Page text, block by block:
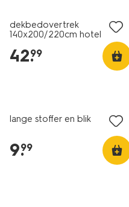
dekbedovertrek
140x200/220cm hotel
42.
99
lange stoffer en blik
9.
99